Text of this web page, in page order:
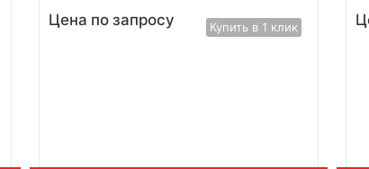
Цена по запросу Купить в 1 клик